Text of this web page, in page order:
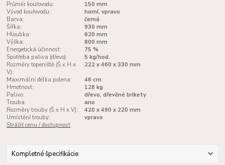
Průměr kouřovodu:
150 mm
Vývod kouřovodu:
horní, vpravo
Barva:
černá
Šířka:
930 mm
Hloubka:
620 mm
Výška:
800 mm
Energetická účinnost:
75 %
Spotřeba paliva (dřevo):
5 kg/hod.
Rozměry topeniště (Š x H x
V):
222 x 460 x 330 mm
Maximální délka polena:
46 cm
Hmotnost:
128 kg
Palivo:
dřevo, dřevěné brikety
Trouba:
ano
Rozměry trouby (Š x H x V):
420 x 490 x 220 mm
Umístění trouby:
vpravo
Strážiť cenu / dostupnosť
Kompletné špecifikácie